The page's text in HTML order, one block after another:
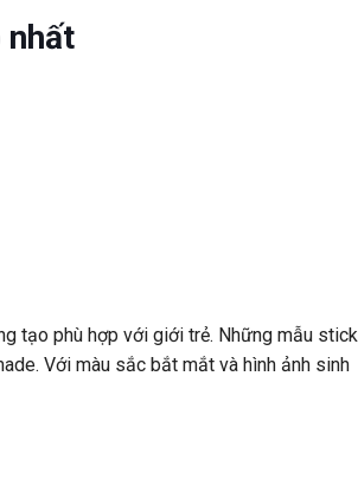
nhất
tạo phù hợp với giới trẻ. Những mẫu
Với màu sắc bắt mắt và hình ảnh sinh